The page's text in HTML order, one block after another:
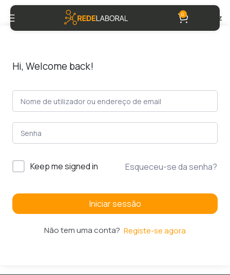
0 Kz
Hi, Welcome back!
Keep me signed in Esqueceu-se da senha?
Iniciar sessão
Não tem uma conta? Registe-se agora